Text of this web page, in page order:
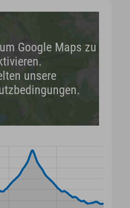
Google Maps zu
unsere